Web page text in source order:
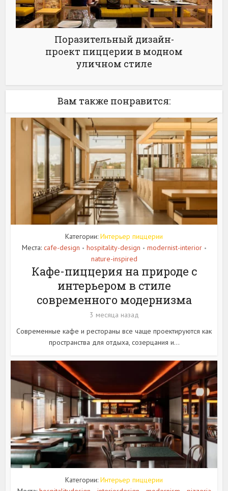
Поразительный дизайн-
проект пиццерии в модном
уличном стиле
Вам также понравится:
Категории: Интерьер пиццерии
Места: cafe-design • hospitality-design • modernist-interior •
nature-inspired
Кафе-пиццерия на природе с
интерьером в стиле
современного модернизма
3 месяца назад
Современные кафе и рестораны все чаще проектируются как
пространства для отдыха, созерцания и...
Категории: Интерьер пиццерии